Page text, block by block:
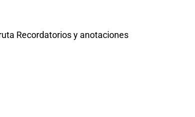
Recordatorios y anotaciones